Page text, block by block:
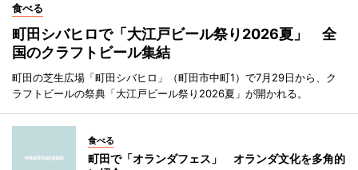
食べる
町田シバヒロで「大江戸ビール祭り2026夏」 全
国のクラフトビール集結
町田の芝生広場「町田シバヒロ」（町田市中町1）で7月29日から、ク
ラフトビールの祭典「大江戸ビール祭り2026夏」が開かれる。
食べる
町田で「オランダフェス」 オランダ文化を多角的